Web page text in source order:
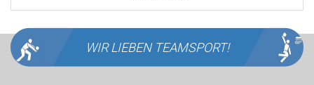
WIR LIEBEN TEAMSPORT!